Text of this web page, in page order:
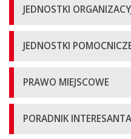
JEDNOSTKI
JEDNOSTKI
PRAWO MIEJSCOWE
PORADNIK INTERESANTA